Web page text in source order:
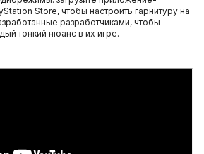
Store, чтобы настроить гарнитуру на
разработчиками, чтобы
тонкий нюанс в их игре.